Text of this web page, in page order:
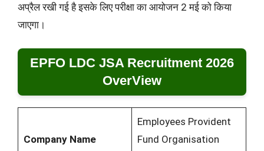
अप्रैल रखी गई है इसके लिए परीक्षा का आयोजन 2 मई को किया
जाएगा।
EPFO LDC JSA Recruitment 2026
OverView
Company Name
Employees Provident
Fund Organisation